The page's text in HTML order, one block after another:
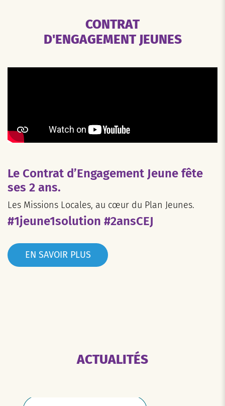
CONTRAT
D'ENGAGEMENT JEUNES
Le Contrat d’Engagement Jeune fête
ses 2 ans.
Les Missions Locales, au cœur du Plan Jeunes.
#1jeune1solution #2ansCEJ
EN SAVOIR PLUS
ACTUALITÉS